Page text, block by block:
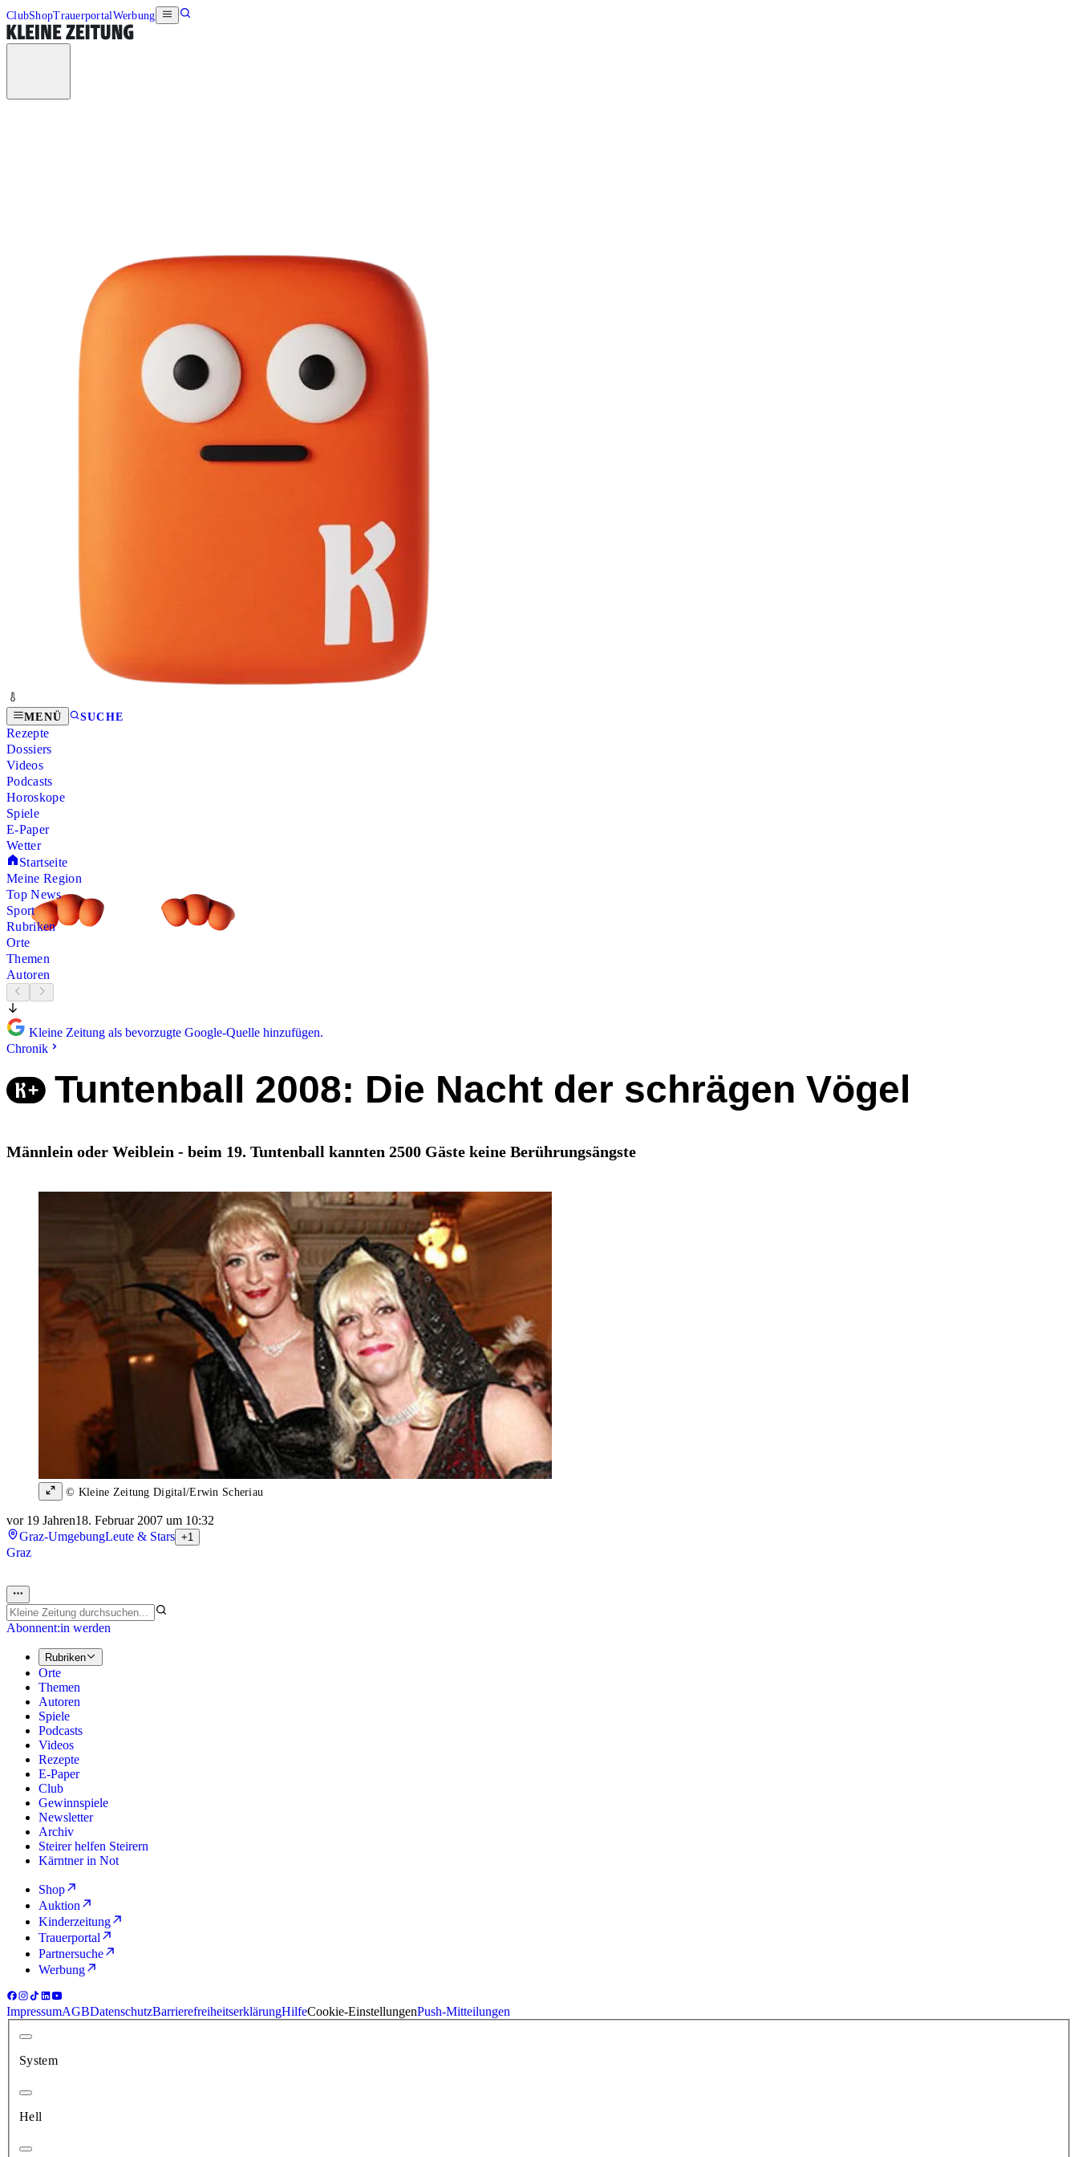
ClubShopTrauerportalWerbung
MENÜ SUCHE
Rezepte
Dossiers
Videos
Podcasts
Horoskope
Spiele
E-Paper
Wetter
Startseite
Meine Region
Top News
Sport
Rubriken
Orte
Themen
Autoren
Kleine Zeitung als bevorzugte Google-Quelle hinzufügen.
Chronik
Tuntenball 2008: Die Nacht der schrägen Vögel
Männlein oder Weiblein - beim 19. Tuntenball kannten 2500 Gäste keine Berührungsängste
© Kleine Zeitung Digital/Erwin Scheriau
vor 19 Jahren18. Februar 2007 um 10:32
Graz-UmgebungLeute & Stars +1
Graz
Abonnent:in werden
Rubriken
Orte
Themen
Autoren
Spiele
Podcasts
Videos
Rezepte
E-Paper
Club
Gewinnspiele
Newsletter
Archiv
Steirer helfen Steirern
Kärntner in Not
Shop
Auktion
Kinderzeitung
Trauerportal
Partnersuche
Werbung
ImpressumAGBDatenschutzBarrierefreiheitserklärungHilfeCookie-EinstellungenPush-Mitteilungen
System
Hell